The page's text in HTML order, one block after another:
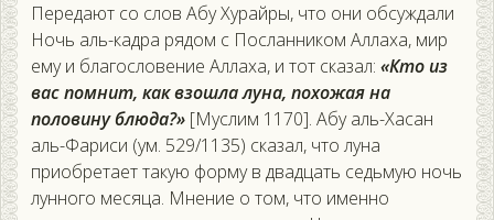
Передают со слов Абу Хурайры, что они обсуждали
Ночь аль-кадра рядом с Посланником Аллаха, мир
ему и благословение Аллаха, и тот сказал: «Кто из
вас помнит, как взошла луна, похожая на
половину блюда?» [Муслим 1170]. Абу аль-Хасан
аль-Фариси (ум. 529/1135) сказал, что луна
приобретает такую форму в двадцать седьмую ночь
лунного месяца. Мнение о том, что именно